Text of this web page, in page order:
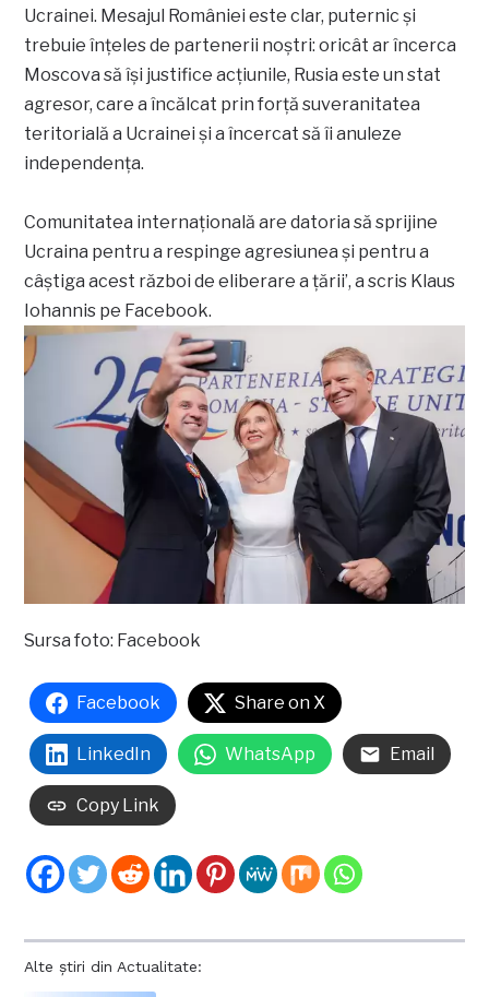
Alte știri din Actualitate:
Ucrainei. Mesajul României este clar, puternic și
trebuie înțeles de partenerii noștri: oricât ar încerca
Moscova să își justifice acțiunile, Rusia este un stat
agresor, care a încălcat prin forță suveranitatea
teritorială a Ucrainei și a încercat să îi anuleze
independența.
Comunitatea internațională are datoria să sprijine
Ucraina pentru a respinge agresiunea și pentru a
câștiga acest război de eliberare a țării’, a scris Klaus
Iohannis pe Facebook.
Sursa foto: Facebook
Facebook Share on X
LinkedIn WhatsApp Email
Copy Link